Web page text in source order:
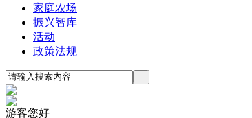
家庭农场
振兴智库
活动
政策法规
游客您好